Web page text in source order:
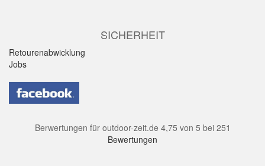
SICHERHEIT
Retourenabwicklung
Jobs
Berwertungen für outdoor-zeit.de 4,75 von 5 bei 251
Bewertungen